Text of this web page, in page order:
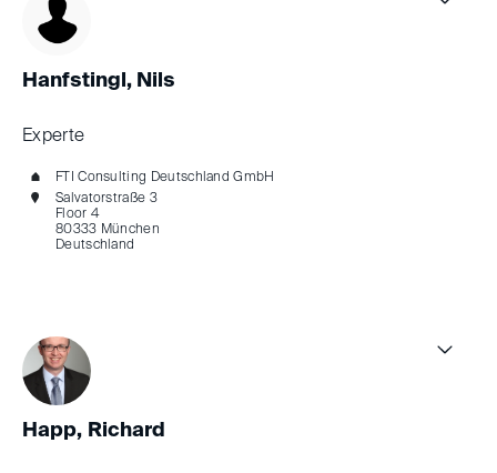
Hanfstingl, Nils
Experte
FTI Consulting Deutschland GmbH
Salvatorstraße 3
Floor 4
80333 München
Deutschland
Happ, Richard